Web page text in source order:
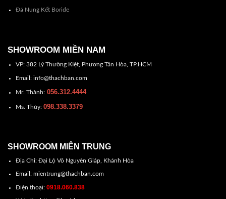
Đá Nung Kết Boride
SHOWROOM MIỀN NAM
VP: 382 Lý Thường KIệt, Phương Tân Hòa, TP.HCM
Email: info@thachban.com
Mr. Thành:056.312.4444
Ms. Thùy: 098.338.3379
SHOWROOM MIÊN TRUNG
Địa Chỉ: Đại Lộ Võ Nguyên Giáp, Khánh Hòa
Email: mientrung@thachban.com
Điện thoại: 0918.060.838